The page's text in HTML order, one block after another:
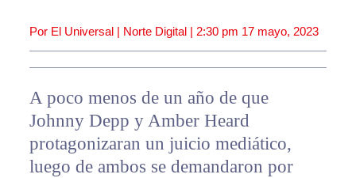
Por El Universal | Norte Digital | 2:30 pm 17 mayo, 2023
A poco menos de un año de que
Johnny Depp y Amber Heard
protagonizaran un juicio mediático,
luego de ambos se demandaron por